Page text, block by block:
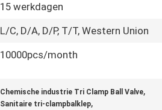
15 werkdagen
L/C, D/A, D/P, T/T, Western Union
10000pcs/month
Chemische industrie Tri Clamp Ball Valve,
Sanitaire tri-clampbalklep,